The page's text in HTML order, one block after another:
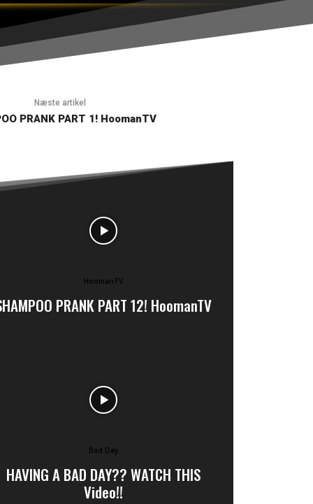
Næste artikel
PRANK PART 1! HoomanTV
HoomanTV
PRANK PART 12! HoomanTV
Bad Day
HAVING A BAD DAY?? WATCH THIS
Video!!